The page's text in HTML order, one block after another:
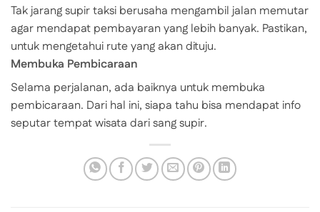
Tak jarang supir taksi berusaha mengambil jalan memutar
agar mendapat pembayaran yang lebih banyak. Pastikan,
untuk mengetahui rute yang akan dituju.
Membuka Pembicaraan
Selama perjalanan, ada baiknya untuk membuka
pembicaraan. Dari hal ini, siapa tahu bisa mendapat info
seputar tempat wisata dari sang supir.